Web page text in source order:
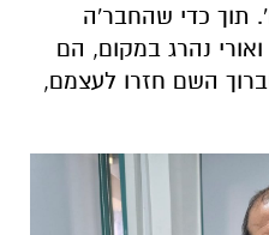
תוך כדי שהחבר'ה
נהרג במקום, הם
השם חזרו לעצמם,